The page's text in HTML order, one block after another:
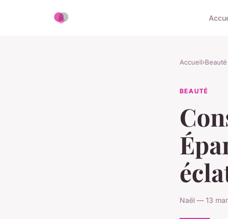
Accueil›Beauté
BEAUTÉ
Naël — 13